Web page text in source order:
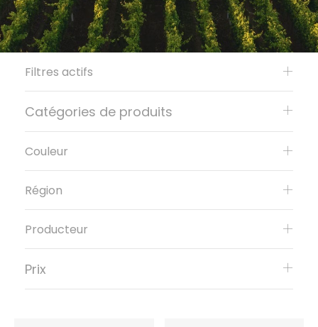
Filtres actifs
Catégories de produits
Couleur
Région
Producteur
Prix